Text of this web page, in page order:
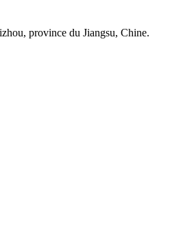
province du Jiangsu, Chine.